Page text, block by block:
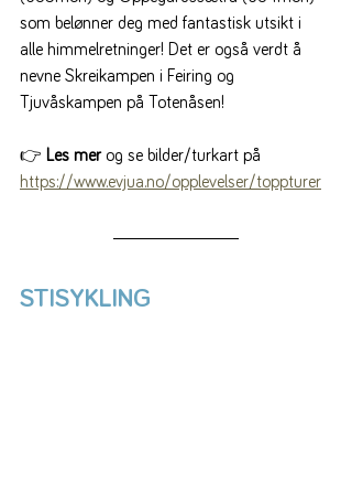
som belønner deg med fantastisk utsikt i
alle himmelretninger! Det er også verdt å
nevne Skreikampen i Feiring og
Tjuvåskampen på Totenåsen!
👉 Les mer og se bilder/turkart på
https://www.evjua.no/opplevelser/toppturer
STISYKLING